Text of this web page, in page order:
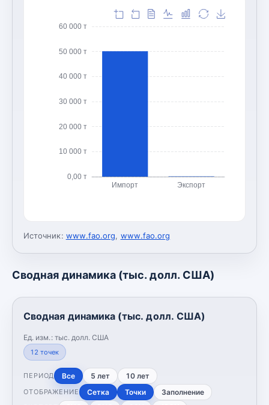
0,00 т
10 000 т
20 000 т
30 000 т
40 000 т
50 000 т
60 000 т
Импорт Экспорт
Источник: www.fao.org, www.fao.org
Сводная динамика (тыс. долл. США)
Сводная динамика (тыс. долл. США)
Ед. изм.: тыс. долл. США
12 точек
ПЕРИОД Все 5 лет 10 лет
ОТОБРАЖЕНИЕ Сетка Точки Заполнение